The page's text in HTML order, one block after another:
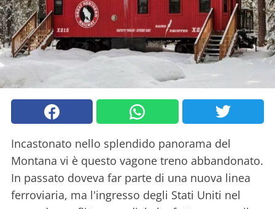
Incastonato nello splendido panorama del
Montana vi è questo vagone treno abbandonato.
In passato doveva far parte di una nuova linea
ferroviaria, ma l'ingresso degli Stati Uniti nel